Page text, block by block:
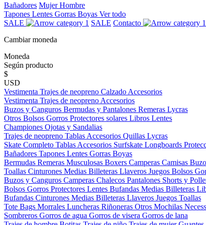
Bañadores MujerHombre
Tapones Lentes Gorras Boyas Ver todo
SALE
SALE Contacto
Cambiar moneda
Moneda
Según producto
$
USD
Vestimenta Trajes de neopreno Calzado Accesorios
Vestimenta Trajes de neopreno Accesorios
Buzos y Canguros Bermudas y Pantalones Remeras Lycras
Otros Bolsos Gorros Protectores solares Libros Lentes
Championes Ojotas y Sandalias
Trajes de neopreno Tablas Accesorios Quillas Lycras
Skate Completo Tablas Accesorios Surfskate Longboards
Bañadores Tapones Lentes Gorras Boyas
Bermudas Remeras Musculosas Boxers Camperas Camisas
Toallas Cinturones Medias Billeteras Llaveros Juegos Bolsos
Buzos y Canguros Camperas Chalecos Pantalones Shorts y
Bolsos Gorros Protectores Lentes Bufandas Medias Billeteras
Bufandas Cinturones Medias Billeteras Llaveros Juegos Toallas
Tote Bags Morrales Luncheras Riñoneras Otros Mochilas
Sombreros Gorros de agua Gorros de visera Gorros de lana